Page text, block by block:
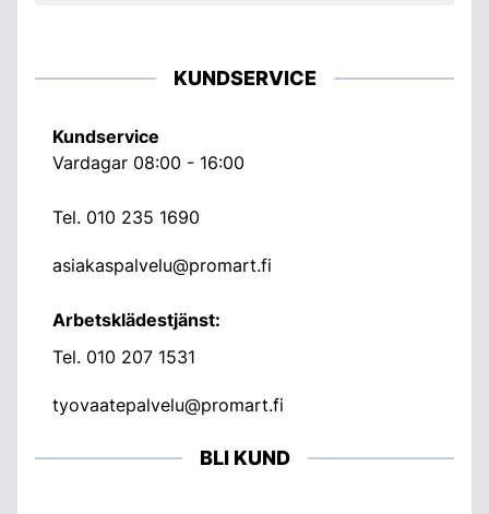
KUNDSERVICE
Kundservice
Vardagar 08:00 - 16:00
Tel. 010 235 1690
asiakaspalvelu@promart.fi
Arbetsklädestjänst:
Tel. 010 207 1531
tyovaatepalvelu@promart.fi
BLI KUND